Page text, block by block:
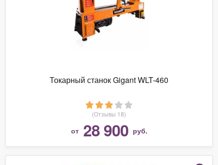
Токарный станок Gigant WLT-460
(Отзывы 18)
от 28 900 руб.